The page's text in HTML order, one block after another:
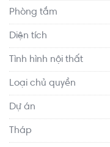
chợ truyền thống,
dạy nghề huyện Bình
khoa huyện Bình
thị Co.op Mart, trung
chơi giải trí,…
Phòng tắm
Diện tích
Tình hình nội thất
Loại chủ quyền
Dự án
Tháp